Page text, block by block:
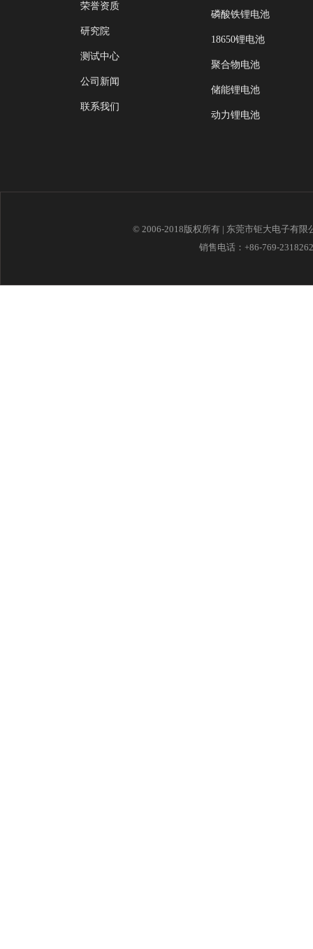
荣誉资质
研究院
测试中心
公司新闻
联系我们
磷酸铁锂电池
18650锂电池
聚合物电池
储能锂电池
动力锂电池
© 2006-2018版权所有 | 东莞市钜大电子有
销售电话：+86-769-